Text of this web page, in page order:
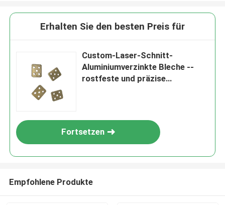
Erhalten Sie den besten Preis für
Custom-Laser-Schnitt-
Aluminiumverzinkte Bleche --
rostfeste und präzise
Fortsetzen
Empfohlene Produkte